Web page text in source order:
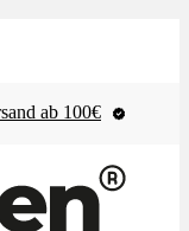
ab 100€